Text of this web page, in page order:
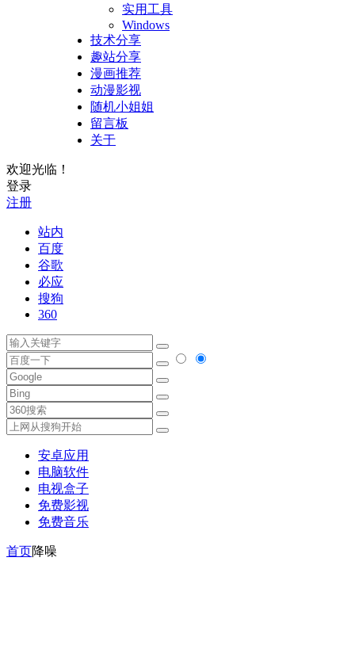
实用工具
Windows
技术分享
趣站分享
漫画推荐
动漫影视
随机小姐姐
留言板
关于
欢迎光临！
登录
注册
站内
百度
谷歌
必应
搜狗
360
安卓应用
电脑软件
电视盒子
免费影视
免费音乐
首页降噪